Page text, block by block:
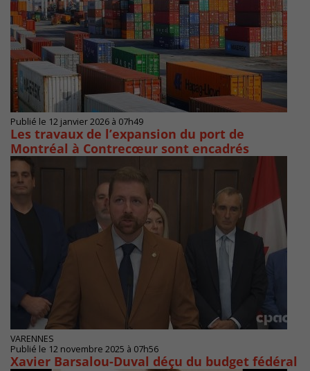
Publié le 12 janvier 2026 à 07h49
Les travaux de l’expansion du port de
Montréal à Contrecœur sont encadrés
VARENNES
Publié le 12 novembre 2025 à 07h56
Xavier Barsalou-Duval déçu du budget fédéral